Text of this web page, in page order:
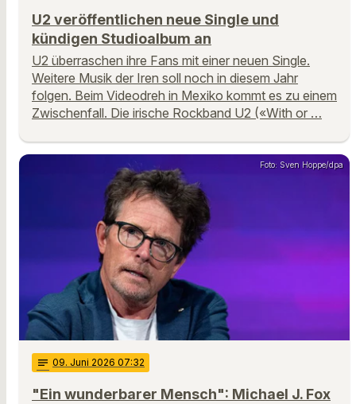
U2 veröffentlichen neue Single und
kündigen Studioalbum an
U2 überraschen ihre Fans mit einer neuen Single.
Weitere Musik der Iren soll noch in diesem Jahr
folgen. Beim Videodreh in Mexiko kommt es zu einem
Zwischenfall. Die irische Rockband U2 («With or …
Foto: Sven Hoppe/dpa
notes 09. Juni 2026 07:32
"Ein wunderbarer Mensch": Michael J. Fox